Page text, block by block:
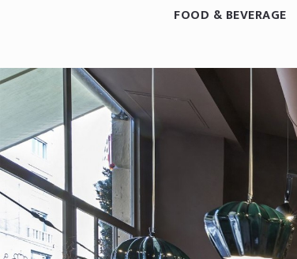
FOOD & BEVERAGE